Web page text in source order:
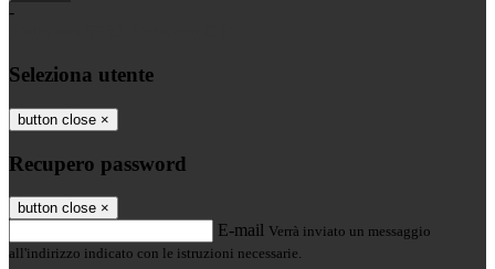
-
Seleziona utente
button close ×
Recupero password
button close ×
E-mail Verrà inviato un messaggio
all'indirizzo indicato con le istruzioni necessarie.